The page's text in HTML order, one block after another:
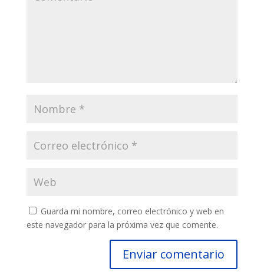
Guarda mi nombre, correo electrónico y web en
este navegador para la próxima vez que comente.